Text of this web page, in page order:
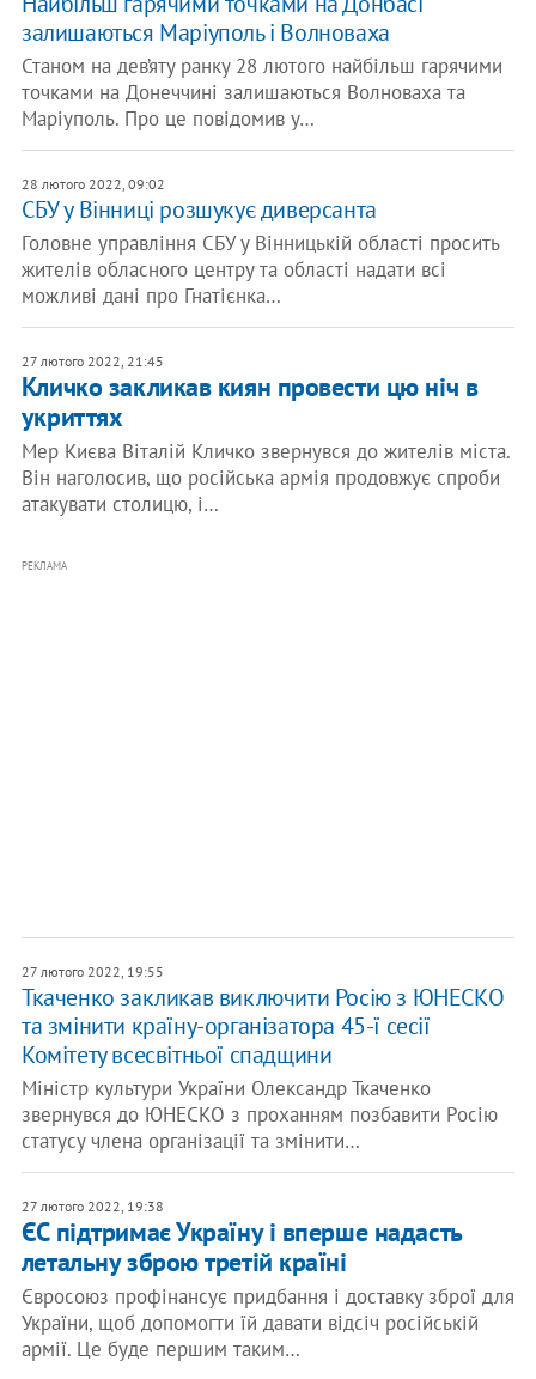
залишаються Маріуполь і Волноваха
Станом на дев’яту ранку 28 лютого найбільш гарячими
точками на Донеччині залишаються Волноваха та
Маріуполь. Про це повідомив у…
28 лютого 2022, 09:02
СБУ у Вінниці розшукує диверсанта
Головне управління СБУ у Вінницькій області просить
жителів обласного центру та області надати всі
можливі дані про Гнатієнка…
27 лютого 2022, 21:45
Кличко закликав киян провести цю ніч в
укриттях
Мер Києва Віталій Кличко звернувся до жителів міста.
Він наголосив, що російська армія продовжує спроби
атакувати столицю, і…
РЕКЛАМА
27 лютого 2022, 19:55
Ткаченко закликав виключити Росію з ЮНЕСКО
та змінити країну-організатора 45-ї сесії
Комітету всесвітньої спадщини
Міністр культури України Олександр Ткаченко
звернувся до ЮНЕСКО з проханням позбавити Росію
статусу члена організації та змінити…
27 лютого 2022, 19:38
​ЄС підтримає Україну і вперше надасть
летальну зброю третій країні
Євросоюз профінансує придбання і доставку зброї для
України, щоб допомогти їй давати відсіч російській
армії. Це буде першим таким…